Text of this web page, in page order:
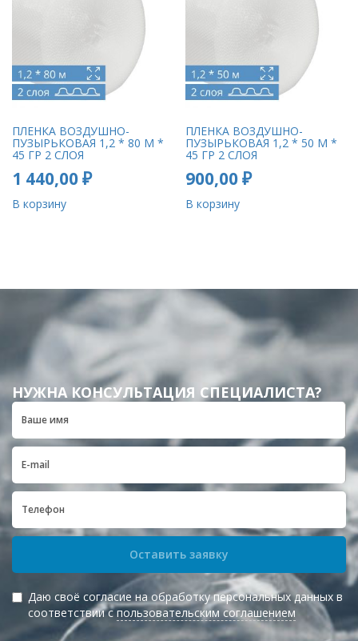
ПЛЕНКА ВОЗДУШНО-
ПУЗЫРЬКОВАЯ 1,2 * 80 М *
45 ГР 2 СЛОЯ
1 440,00₽
В корзину
ПЛЕНКА ВОЗДУШНО-
ПУЗЫРЬКОВАЯ 1,2 * 50 М *
45 ГР 2 СЛОЯ
900,00₽
В корзину
НУЖНА КОНСУЛЬТАЦИЯ СПЕЦИАЛИСТА?
Оставить заявку
Даю своё согласие на обработку персональных данных в
соответствии спользовательским соглашением